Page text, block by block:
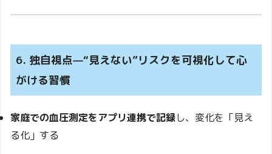
6. 独自視点—“見えない”リスクを可視化して心
がける習慣
家庭での血圧測定をアプリ連携で記録し、変化を「見え
る化」する